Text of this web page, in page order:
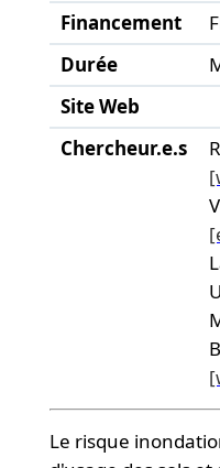
Financement
Durée
Site Web
Chercheur.e.s
Le risque